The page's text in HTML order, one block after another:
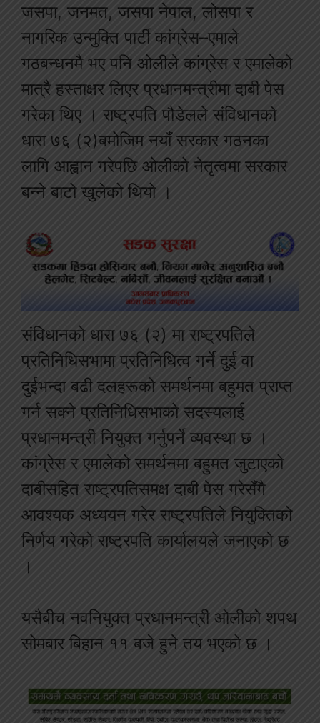
जसपा, जनमत, जसपा नेपाल, लोसपा र
नागरिक उन्मुक्ति पार्टी कांग्रेस–एमाले
गठबन्धनमै भए पनि ओलीले कांग्रेस र एमालेको
मात्रै हस्ताक्षर लिएर प्रधानमन्त्रीमा दाबी पेस
गरेका थिए । राष्ट्रपति पौडेलले संविधानको
धारा ७६ (२)बमोजिम नयाँ सरकार गठनका
लागि आह्वान गरेपछि ओलीको नेतृत्वमा सरकार
बन्ने बाटो खुलेको थियो ।
संविधानको धारा ७६ (२) मा राष्ट्रपतिले
प्रतिनिधिसभामा प्रतिनिधित्व गर्ने दुई वा
दुईभन्दा बढी दलहरूको समर्थनमा बहुमत प्राप्त
गर्न सक्ने प्रतिनिधिसभाको सदस्यलाई
प्रधानमन्त्री नियुक्त गर्नुपर्ने व्यवस्था छ ।
कांग्रेस र एमालेको समर्थनमा बहुमत जुटाएको
दाबीसहित राष्ट्रपतिसमक्ष दाबी पेस गरेसँगै
आवश्यक अध्ययन गरेर राष्ट्रपतिले नियुक्तिको
निर्णय गरेको राष्ट्रपति कार्यालयले जनाएको छ
।
यसैबीच नवनियुक्त प्रधानमन्त्री ओलीको शपथ
सोमबार बिहान ११ बजे हुने तय भएको छ ।